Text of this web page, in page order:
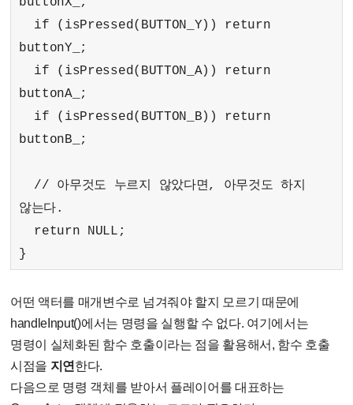
if (isPressed(BUTTON_Y)) return
buttonY_;
if (isPressed(BUTTON_A)) return
buttonA_;
if (isPressed(BUTTON_B)) return
buttonB_;
// 아무것도 누르지 않았다면, 아무것도 하지
않는다.
return NULL;
}
어떤 액터를 매개변수로 넘겨줘야 할지 모르기 때문에
handleInput()에서는 명령을 실행할 수 없다. 여기에서는
명령이 실체화된 함수 호출이라는 점을 활용해서, 함수 호출
시점을 지연 한다.
다음으로 명령 객체를 받아서 플레이어를 대표하는